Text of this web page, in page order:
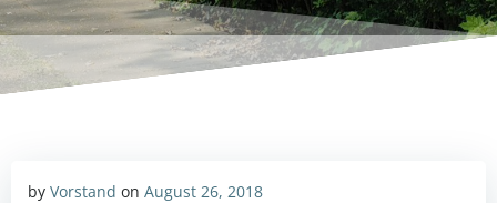
by Vorstand on August 26, 2018